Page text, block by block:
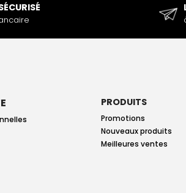
PRODUITS
Promotions
Nouveaux produits
Meilleures ventes